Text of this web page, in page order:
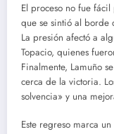
El proceso no fue
que se sintió al borde
La presión afectó a
Topacio, quienes
Finalmente, Lamuño
cerca de la victoria.
solvencia» y una
Este regreso marca